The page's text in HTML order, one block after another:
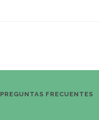
PREGUNTAS FRECUENTES